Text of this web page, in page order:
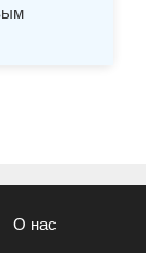
О нас